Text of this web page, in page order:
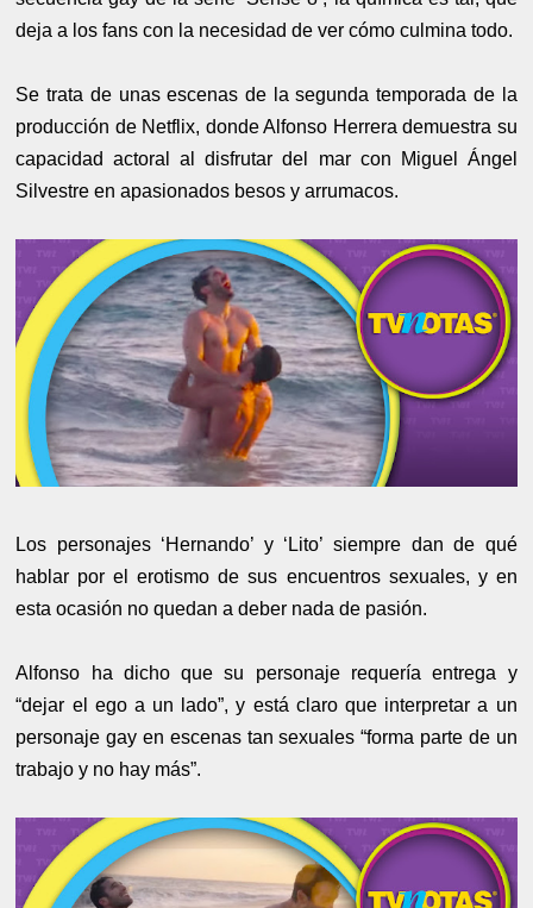
deja a los fans con la necesidad de ver cómo culmina todo.
Se trata de unas escenas de la segunda temporada de la
producción de Netflix, donde Alfonso Herrera demuestra su
capacidad actoral al disfrutar del mar con Miguel Ángel
Silvestre en apasionados besos y arrumacos.
Los personajes ‘Hernando’ y ‘Lito’ siempre dan de qué
hablar por el erotismo de sus encuentros sexuales, y en
esta ocasión no quedan a deber nada de pasión.
Alfonso ha dicho que su personaje requería entrega y
“dejar el ego a un lado”, y está claro que interpretar a un
personaje gay en escenas tan sexuales “forma parte de un
trabajo y no hay más”.